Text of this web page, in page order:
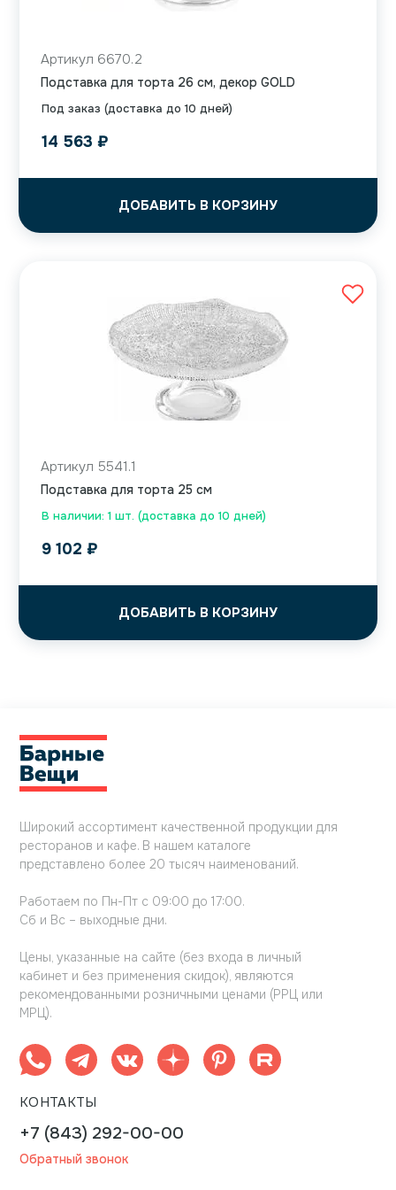
Под заказ (доставка до 10 дней)
Артикул 6670.2
Подставка для торта 26 см, декор GOLD
14 563 ₽
ДОБАВИТЬ В КОРЗИНУ
В наличии: 1 шт. (доставка до 10 дней)
Артикул 5541.1
Подставка для торта 25 см
9 102 ₽
ДОБАВИТЬ В КОРЗИНУ
Широкий ассортимент качественной продукции для
ресторанов и кафе. В нашем каталоге
представлено более 20 тысяч наименований.
Работаем по Пн-Пт с 09:00 до 17:00.
Сб и Вс – выходные дни.
Цены, указанные на сайте (без входа в личный
кабинет и без применения скидок), являются
рекомендованными розничными ценами (РРЦ или
МРЦ).
КОНТАКТЫ
+7 (843) 292-00-00
Обратный звонок